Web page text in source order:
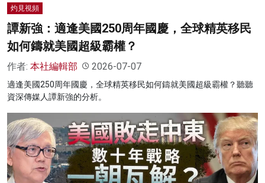
灼見視頻
譚新強：適逢美國250周年國慶，全球精英移民
如何鑄就美國超級霸權？
作者: 本社編輯部 2026-07-07
適逢美國250周年國慶，全球精英移民如何鑄就美國超級霸權？聽聽
資深傳媒人譚新強的分析。